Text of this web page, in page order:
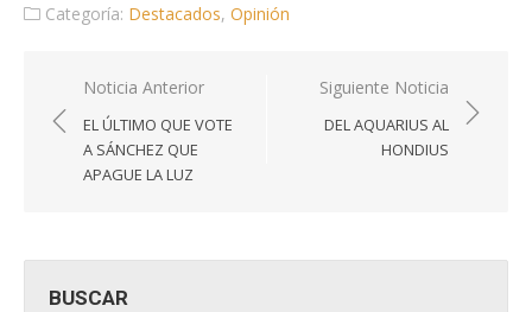
Categoría: Destacados, Opinión
Navegación
de
entradas
Noticia Anterior
EL ÚLTIMO QUE VOTE
A SÁNCHEZ QUE
APAGUE LA LUZ
Siguiente Noticia
DEL AQUARIUS AL
HONDIUS
BUSCAR